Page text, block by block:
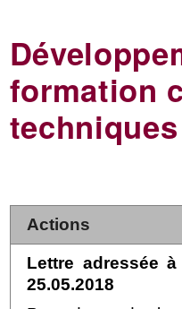
formation
Actions
Lettre adressée
25.05.2018